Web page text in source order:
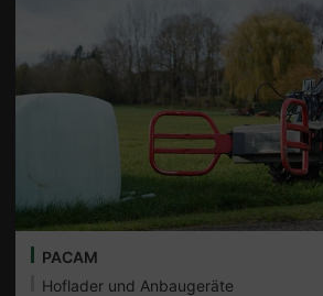
PACAM
Hoflader und Anbaugeräte